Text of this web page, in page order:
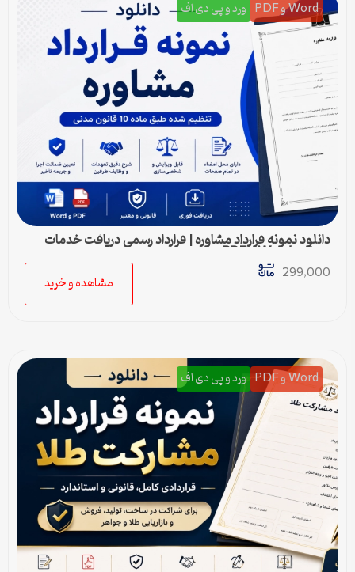
Word و PDF ورد و پی دی اف
دانلود نمونه قرارداد مشاوره | قرارداد رسمی دریافت خدمات
مشاوره Word و PDF
299,000
مشاهده و خرید
Word و PDF ورد و پی دی اف